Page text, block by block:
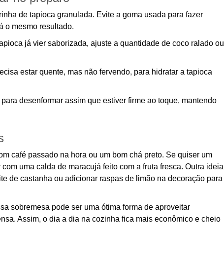
de tapioca granulada. Evite a goma usada para fazer
o mesmo resultado.
já vier saborizada, ajuste a quantidade de coco ralado ou
estar quente, mas não fervendo, para hidratar a tapioca
desenformar assim que estiver firme ao toque, mantendo
café passado na hora ou um bom chá preto. Se quiser um
uma calda de maracujá feito com a fruta fresca. Outra ideia
de castanha ou adicionar raspas de limão na decoração para
sobremesa pode ser uma ótima forma de aproveitar
Assim, o dia a dia na cozinha fica mais econômico e cheio